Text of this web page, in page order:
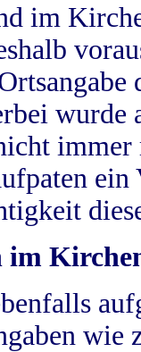
im
wurde
im
wie